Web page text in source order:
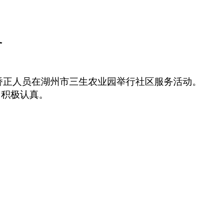
人员在湖州市三生农业园举行社区服务活动。
极认真。